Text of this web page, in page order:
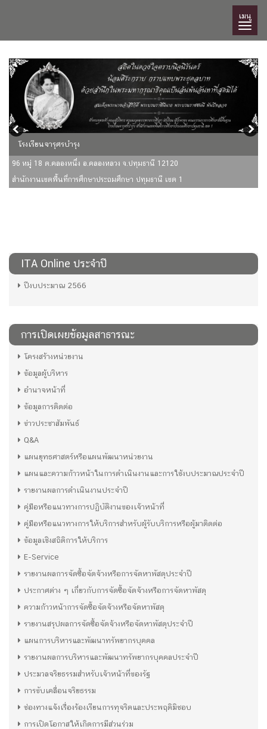
เมนู
โรงเรียนจารุศรบำรุง
96 หมู่ 18 ต.คลองหนึ่ง อ.คลองหลวง จ.ปทุมธานี 12120
สำนักงานเขตพื้นที่การศึกษาประถมศึกษา ปทุมธานี เขต 1
ITA Online ประจำปี
ปีงบประมาณ 2566
การเปิดเผยข้อมูลสาธารณะ
โครงสร้างหน่วยงาน
ข้อมูลผู้บริหาร
อำนาจหน้าที่
ข้อมูลการติดต่อ
ข่าวประชาสัมพันธ์
Q&A
แผนยุทธศาสตร์หรือแผนพัฒนาหน่วยงาน
แผนและความก้าวหน้าในการดำเนินงานและการใช้งบประมาณประจำปี
รายงานผลการดำเนินงานประจำปี
คู่มือหรือแนวทางการปฏิบัติงานของเจ้าหน้าที่
คู่มือหรือแนวทางการให้บริการสำหรับผู้รับบริการหรือผู้มาติดต่อ
ข้อมูลเชิงสถิติการให้บริการ
E-Service
รายงานผลการจัดซื้อจัดจ้างหรือการจัดหาพัสดุประจำปี
ประกาศต่าง ๆ เกี่ยวกับการจัดซื้อจัดจ้างหรือการจัดหาพัสดุ
ความก้าวหน้าการจัดซื้อจัดจ้างหรือจัดหาพัสดุ
รายงานสรุปผลการจัดซื้อจัดจ้างหรือจัดหาพัสดุประจำปี
แผนการบริหารและพัฒนาทรัพยากรบุคคล
รายงานผลการบริหารและพัฒนาทรัพยากรบุคคลประจำปี
ประมวลจริยธรรมสำหรับเจ้าหน้าที่ของรัฐ
การขับเคลื่อนจริยธรรม
ช่องทางแจ้งเรื่องร้องเรียนการทุจริตและประพฤติมิชอบ
การเปิดโอกาสให้เกิดการมีส่วนร่วม